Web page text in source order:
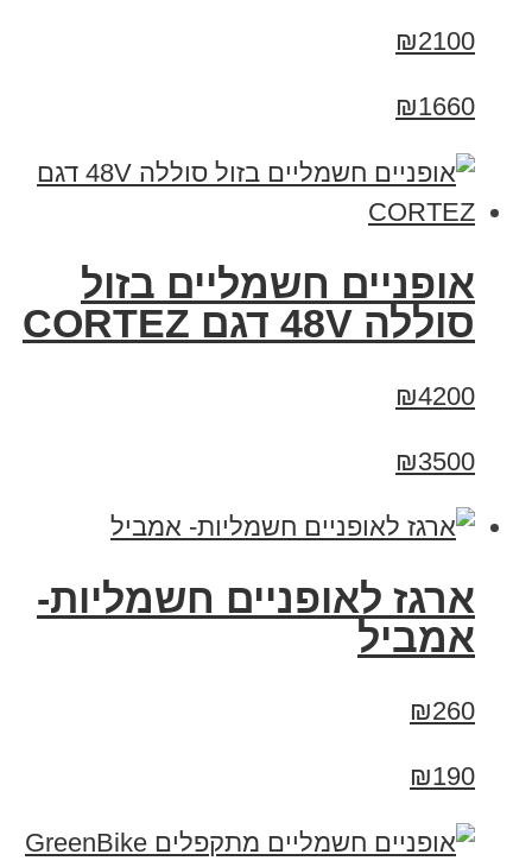
₪2100
₪1660
אופניים חשמליים בזול
סוללה 48V דגם CORTEZ
₪4200
₪3500
ארגז לאופניים חשמליות-
אמביל
₪260
₪190